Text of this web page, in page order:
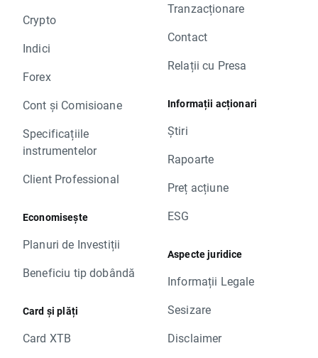
Crypto
Indici
Forex
Cont și Comisioane
Specificațiile
instrumentelor
Client Professional
Economisește
Planuri de Investiții
Beneficiu tip dobândă
Card și plăți
Card XTB
Tranzacționare
Contact
Relații cu Presa
Informații acționari
Știri
Rapoarte
Preț acțiune
ESG
Aspecte juridice
Informații Legale
Sesizare
Disclaimer